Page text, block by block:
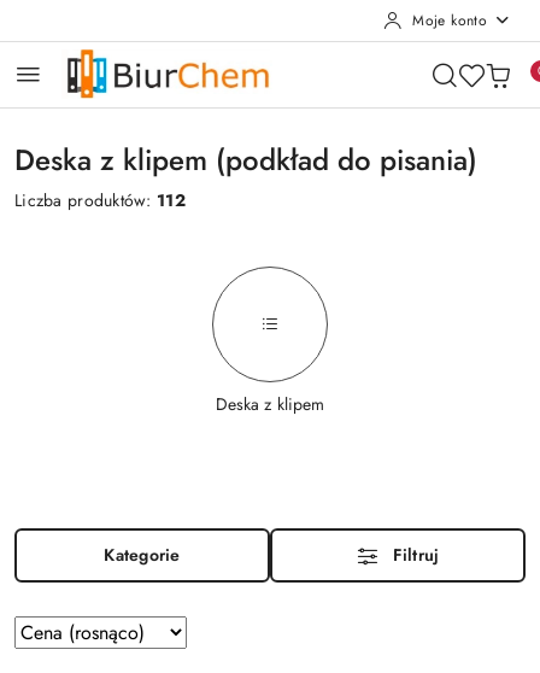
Moje konto
Deska z klipem (podkład do pisania)
Liczba produktów: 112
Deska z klipem
Kategorie Filtruj
Zastosowano
sortowanie:
Sortuj
według